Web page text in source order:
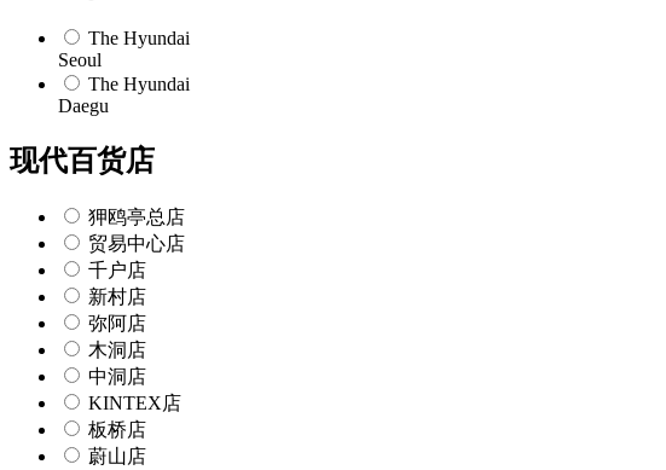
The Hyundai
Seoul
The Hyundai
Daegu
现代百货店
狎鸥亭总店
贸易中心店
千户店
新村店
弥阿店
木洞店
中洞店
KINTEX店
板桥店
蔚山店